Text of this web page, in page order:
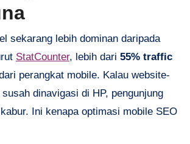
sekarang lebih dominan daripada
StatCounter, lebih dari 55% traffic
perangkat mobile. Kalau website-
dinavigasi di HP, pengunjung
Ini kenapa optimasi mobile SEO